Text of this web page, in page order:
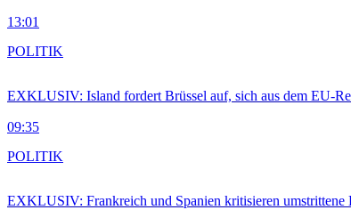
13:01
EXKLUSIV: Island fordert Brüssel auf, sich aus dem EU-
09:35
POLITIK
EXKLUSIV: Frankreich und Spanien kritisieren
POLITIK